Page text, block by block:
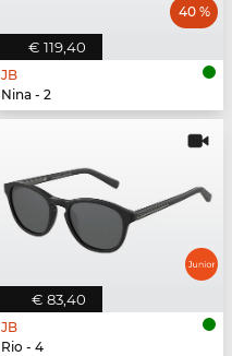
€ 119,40
40 %
JB
Nina - 2
€ 83,40
JB
Rio - 4